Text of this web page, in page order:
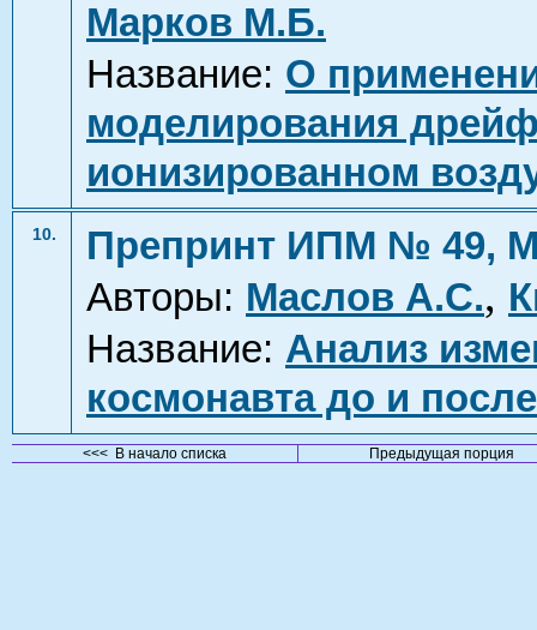
Марков М.Б.
Название: О
моделирования
ионизированном
10.
Препринт ИПМ № 49,
Авторы: Маслов А.С.,
Название: Анализ
космонавта до и
<<< В начало списка Предыдущая порция